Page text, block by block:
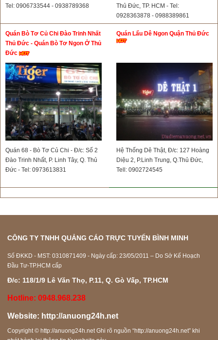
Tel: 0906733544 - 0938789368
Thủ Đức, TP. HCM - Tel:
0928363878 - 0988389861
Quán Bò Tơ Củ Chi Đào Trinh Nhất
Thủ Đức - Quán Bò Tơ Ngon Ở Thủ
Đức
Quán 68 - Bò Tơ Củ Chi - Đ/c: Số 2
Đào Trinh Nhất, P. Linh Tây, Q. Thủ
Đức - Tel: 0973613831
Quán Lẩu Dê Ngon Quận Thủ Đức
Hệ Thống Dê Thật, Đ/c: 127 Hoàng
Diệu 2, P.Linh Trung, Q.Thủ Đức,
Tell: 0902724545
CÔNG TY TNHH QUẢNG CÁO TRỰC TUYẾN BÌNH MINH
Số ĐKKD - MST: 0310871409 - Ngày cấp: 23/05/2011 – Do Sở Kế Hoạch
Đầu Tư-TP.HCM cấp
Đ/c: 118/1/9 Lê Văn Thọ, P.11, Q. Gò Vấp, TP.HCM
Hotline: 0948.968.238
Website: http://anuong24h.net
Copyright © http://anuong24h.netGhi rõ nguồn “http://anuong24h.net” khi